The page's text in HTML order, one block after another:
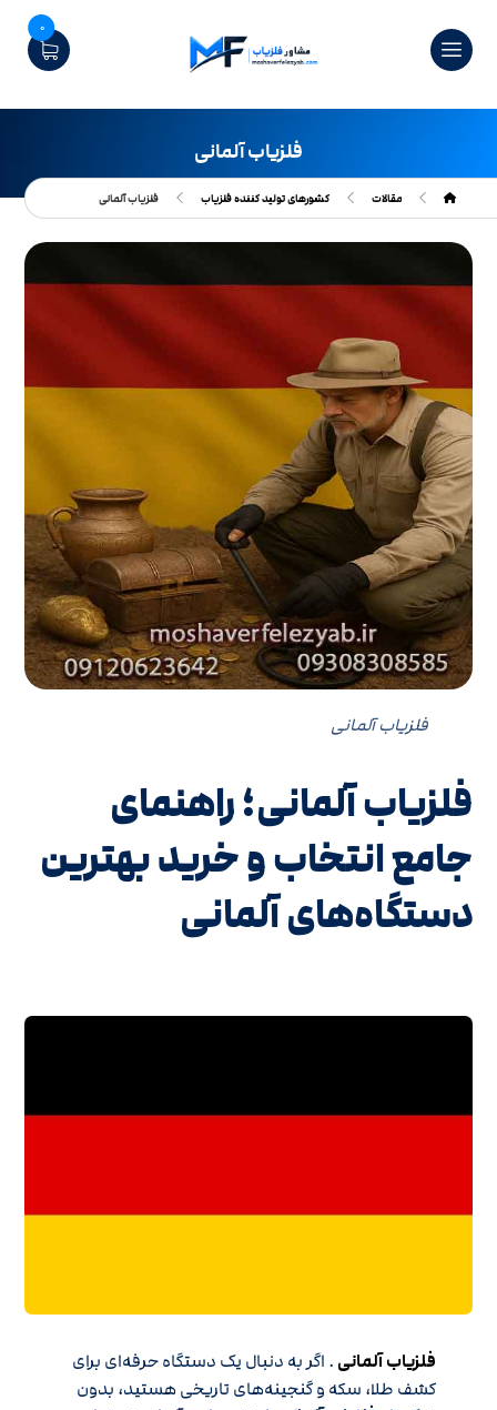
0
فلزیاب آلمانی
مقالات کشورهای تولید کننده فلزیاب فلزیاب آلمانی
فلزیاب آلمانی
فلزیاب آلمانی؛ راهنمای
جامع انتخاب و خرید بهترین
دستگاه‌های آلمانی
فلزیاب آلمانی . اگر به دنبال یک دستگاه حرفه‌ای برای
کشف طلا، سکه و گنجینه‌های تاریخی هستید، بدون